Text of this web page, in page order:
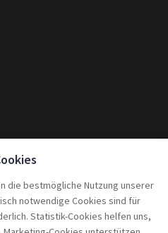
die bestmögliche Nutzung unserer
notwendige Cookies sind für
Statistik-Cookies helfen uns,